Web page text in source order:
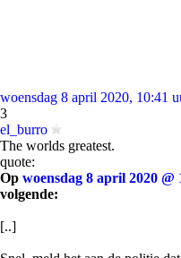
woensdag 8 april 2020, 10:41
3
el_burro
The worlds greatest.
quote:
Op woensdag 8 april 2020 @
volgende:
[..]